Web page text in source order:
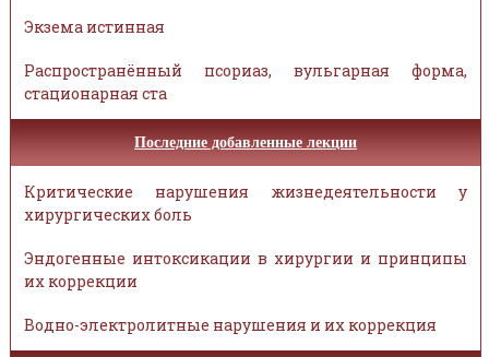
Экзема истинная
Распространённый псориаз, вульгарная форма,
стационарная ста
Последние добавленные лекции
Критические нарушения жизнедеятельности у
хирургических боль
Эндогенные интоксикации в хирургии и принципы
их коррекции
Водно-электролитные нарушения и их коррекция